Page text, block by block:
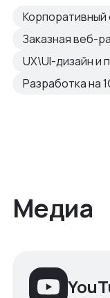
Корпоративный
Заказная веб-
UX\UI-дизайн и
Разработка на
Медиа